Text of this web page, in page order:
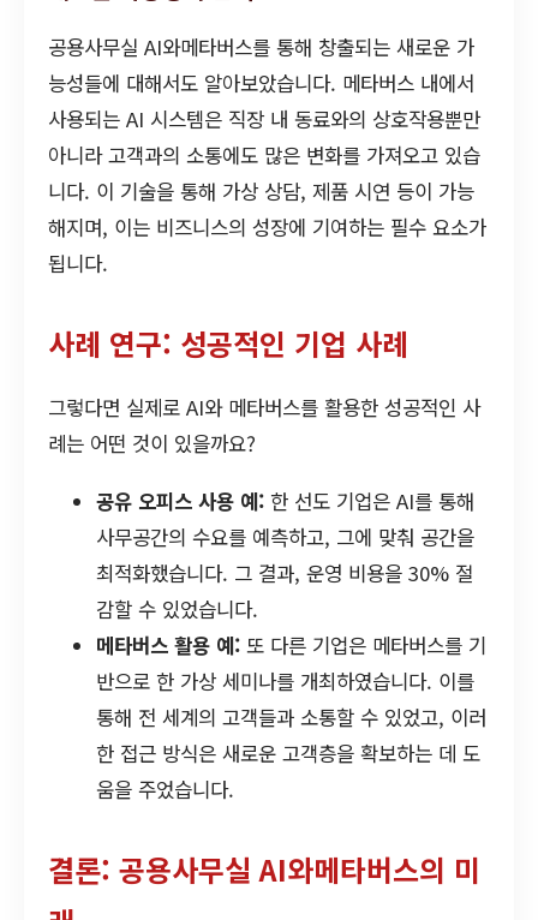
공용사무실 AI와메타버스를 통해 창출되는 새로운 가
능성들에 대해서도 알아보았습니다. 메타버스 내에서
사용되는 AI 시스템은 직장 내 동료와의 상호작용뿐만
아니라 고객과의 소통에도 많은 변화를 가져오고 있습
니다. 이 기술을 통해 가상 상담, 제품 시연 등이 가능
해지며, 이는 비즈니스의 성장에 기여하는 필수 요소가
됩니다.
사례 연구: 성공적인 기업 사례
그렇다면 실제로 AI와 메타버스를 활용한 성공적인 사
례는 어떤 것이 있을까요?
공유 오피스 사용 예: 한 선도 기업은 AI를 통해
사무공간의 수요를 예측하고, 그에 맞춰 공간을
최적화했습니다. 그 결과, 운영 비용을 30% 절
감할 수 있었습니다.
메타버스 활용 예: 또 다른 기업은 메타버스를 기
반으로 한 가상 세미나를 개최하였습니다. 이를
통해 전 세계의 고객들과 소통할 수 있었고, 이러
한 접근 방식은 새로운 고객층을 확보하는 데 도
움을 주었습니다.
결론: 공용사무실 AI와메타버스의 미